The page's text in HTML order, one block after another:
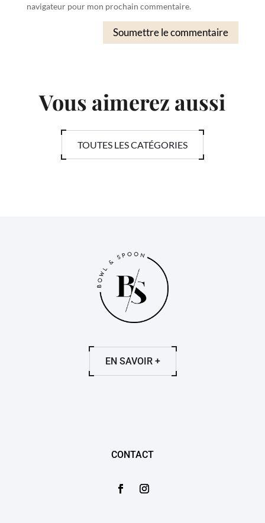
navigateur pour mon prochain commentaire.
Soumettre le commentaire
Vous aimerez aussi
TOUTES LES CATÉGORIES
EN SAVOIR +
CONTACT